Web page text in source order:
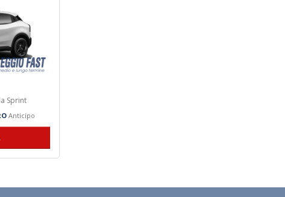
Sprint
Anticipo